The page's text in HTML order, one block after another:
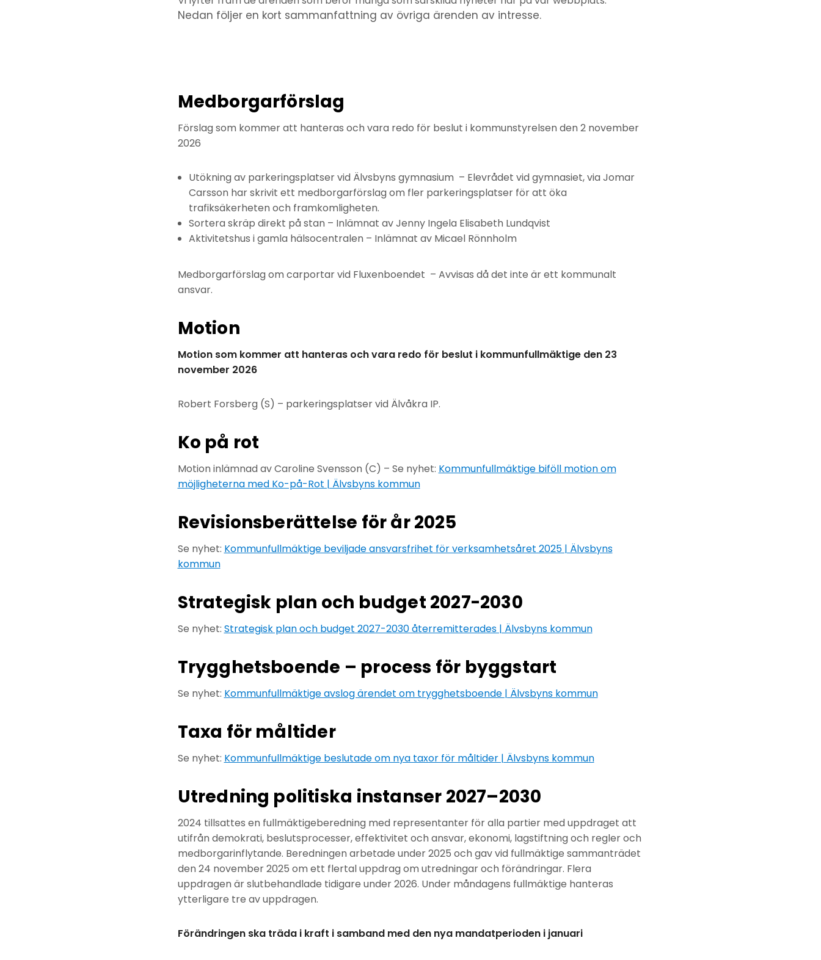
Nedan följer en kort sammanfattning av övriga ärenden av intresse.
Medborgarförslag
Förslag som kommer att hanteras och vara redo för beslut i kommunstyrelsen den 2 november
2026
Utökning av parkeringsplatser vid Älvsbyns gymnasium – Elevrådet vid gymnasiet, via Jomar
Carsson har skrivit ett medborgarförslag om fler parkeringsplatser för att öka
trafiksäkerheten och framkomligheten.
Sortera skräp direkt på stan – Inlämnat av Jenny Ingela Elisabeth Lundqvist
Aktivitetshus i gamla hälsocentralen – Inlämnat av Micael Rönnholm
Medborgarförslag om carportar vid Fluxenboendet – Avvisas då det inte är ett kommunalt
ansvar.
Motion
Motion som kommer att hanteras och vara redo för beslut i kommunfullmäktige den 23
november 2026
Robert Forsberg (S) – parkeringsplatser vid Älvåkra IP.
Ko på rot
Motion inlämnad av Caroline Svensson (C) – Se nyhet: Kommunfullmäktige biföll motion om
möjligheterna med Ko-på-Rot | Älvsbyns kommun
Revisionsberättelse för år 2025
Se nyhet: Kommunfullmäktige beviljade ansvarsfrihet för verksamhetsåret 2025 | Älvsbyns
kommun
Strategisk plan och budget 2027-2030
Se nyhet: Strategisk plan och budget 2027-2030 återremitterades | Älvsbyns kommun
Trygghetsboende – process för byggstart
Se nyhet: Kommunfullmäktige avslog ärendet om trygghetsboende | Älvsbyns kommun
Taxa för måltider
Se nyhet: Kommunfullmäktige beslutade om nya taxor för måltider | Älvsbyns kommun
Utredning politiska instanser 2027–2030
2024 tillsattes en fullmäktigeberedning med representanter för alla partier med uppdraget att
utifrån demokrati, beslutsprocesser, effektivitet och ansvar, ekonomi, lagstiftning och regler och
medborgarinflytande. Beredningen arbetade under 2025 och gav vid fullmäktige sammanträdet
den 24 november 2025 om ett flertal uppdrag om utredningar och förändringar. Flera
uppdragen är slutbehandlade tidigare under 2026. Under måndagens fullmäktige hanteras
ytterligare tre av uppdragen.
Förändringen ska träda i kraft i samband med den nya mandatperioden i januari